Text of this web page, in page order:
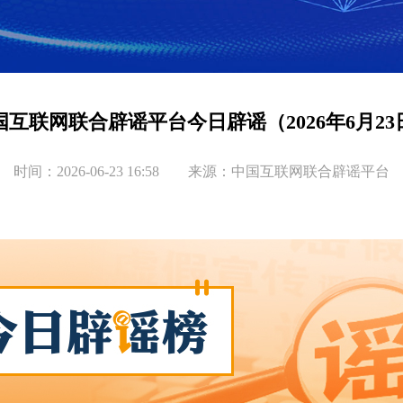
互联网联合辟谣平台今日辟谣（2026年6月23
时间：2026-06-23 16:58 来源：中国互联网联合辟谣平台